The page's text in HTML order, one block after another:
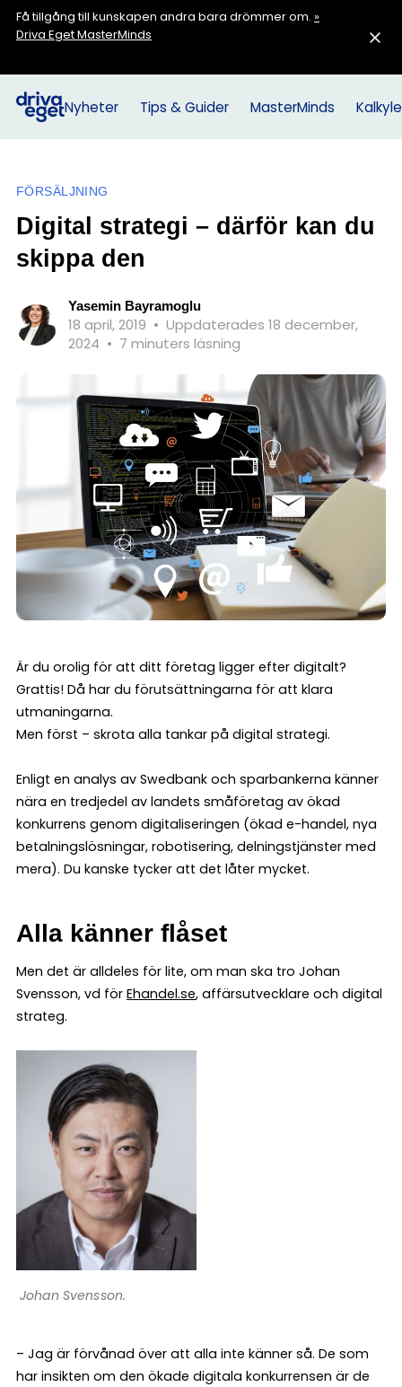
Få tillgång till kunskapen andra bara drömmer om. »
Driva Eget MasterMinds
Nyheter Tips & Guider MasterMinds
FÖRSÄLJNING
Digital strategi – därför kan du
skippa den
Yasemin Bayramoglu
18 april, 2019 • Uppdaterades 18 december,
2024 • 7 minuters läsning
Är du orolig för att ditt företag ligger efter digitalt?
Grattis! Då har du förutsättningarna för att klara
utmaningarna.
Men först – skrota alla tankar på digital strategi.
Enligt en analys av Swedbank och sparbankerna känner
nära en tredjedel av landets småföretag av ökad
konkurrens genom digitaliseringen (ökad e-handel, nya
betalningslösningar, robotisering, delningstjänster med
mera). Du kanske tycker att det låter mycket.
Alla känner flåset
Men det är alldeles för lite, om man ska tro Johan
Svensson, vd för Ehandel.se, affärsutvecklare och digital
strateg.
Johan Svensson.
– Jag är förvånad över att alla inte känner så. De som
har insikten om den ökade digitala konkurrensen är de